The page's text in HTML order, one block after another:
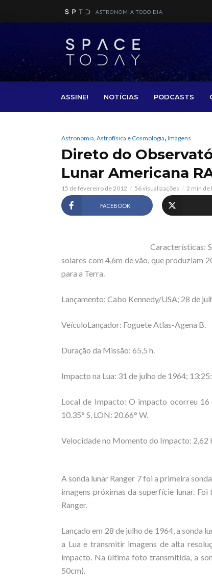
ASTRONOMIA TODO DIA
ASSINE! NOTÍCIAS PODCASTS
Astronomia, Astrofísica e Cosmologia, Imagens
Direto do
Lunar Americana
15 de fevereiro de 2012 56 visualizações 2 min de
FACEBOOK
Características:
solares com 4,6m de vão, que produziam
para a Terra.
Lançamento: Cabo Kennedy/USA; 28 de
VeículoLançador: Foguete Atlas-Agena B.
Duração da Missão: 65,5 h.
Impacto na Lua: 31 de julho de 1964;
Local de Impacto: O impacto ocorreu 16
10.35° S, LON: 20.66° W.
Velocidade no Momento do Impacto: 2,62
A sonda lunar Ranger 7 foi a primeira
imagens próximas da superfície lunar.
Ranger.
Lançado em 28 de julho de 1964, a
a Lua e transmitir imagens de alta
impacto. Na última foto transmitida, a
50cm).